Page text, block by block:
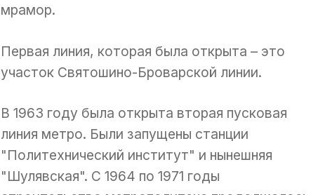
мрамор.
Первая линия, которая была открыта – это
участок Святошино-Броварской линии.
В 1963 году была открыта вторая пусковая
линия метро. Были запущены станции
"Политехнический институт" и нынешняя
"Шулявская". С 1964 по 1971 годы